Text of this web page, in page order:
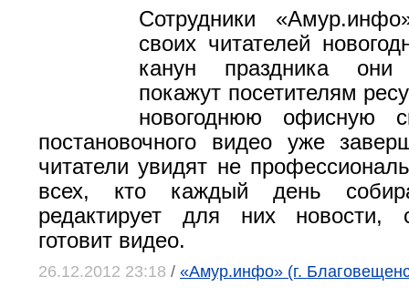
Сотрудники
своих читателей
канун праздника
покажут посетителям
новогоднюю офисную
постановочного видео уже
читатели увидят не
всех, кто каждый день
редактирует для них новости,
готовит видео.
26.12.2012 23:18 / «Амур.инфо» (г.